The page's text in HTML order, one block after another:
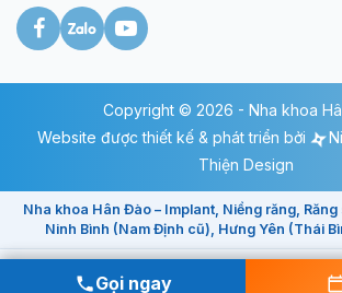
Copyright © 2026 - Nha khoa
Website được thiết kế & phát triển bởi
Thiện Design
Nha khoa Hân Đào – Implant, Niềng răng, Răng
Ninh Bình (Nam Định cũ), Hưng Yên (Thái
Gọi ngay
Gọi ngay